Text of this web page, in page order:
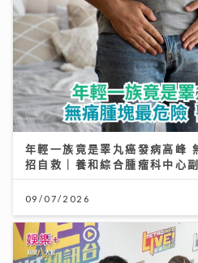
年輕一族竟是睪丸癌發病高峰
招自救｜養和綜合腫瘤科中心
09/07/2026